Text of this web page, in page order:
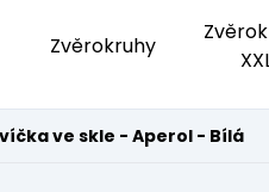
Zvěrokruhy
ve skle - Aperol - Bílá